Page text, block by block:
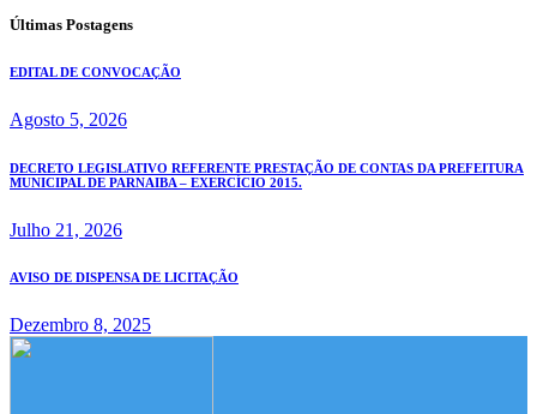
Últimas Postagens
EDITAL DE CONVOCAÇÃO
Agosto 5, 2026
DECRETO LEGISLATIVO REFERENTE PRESTAÇÃO DE CONTAS DA PREFEITURA
MUNICIPAL DE PARNAIBA – EXERCÍCIO 2015.
Julho 21, 2026
AVISO DE DISPENSA DE LICITAÇÃO
Dezembro 8, 2025